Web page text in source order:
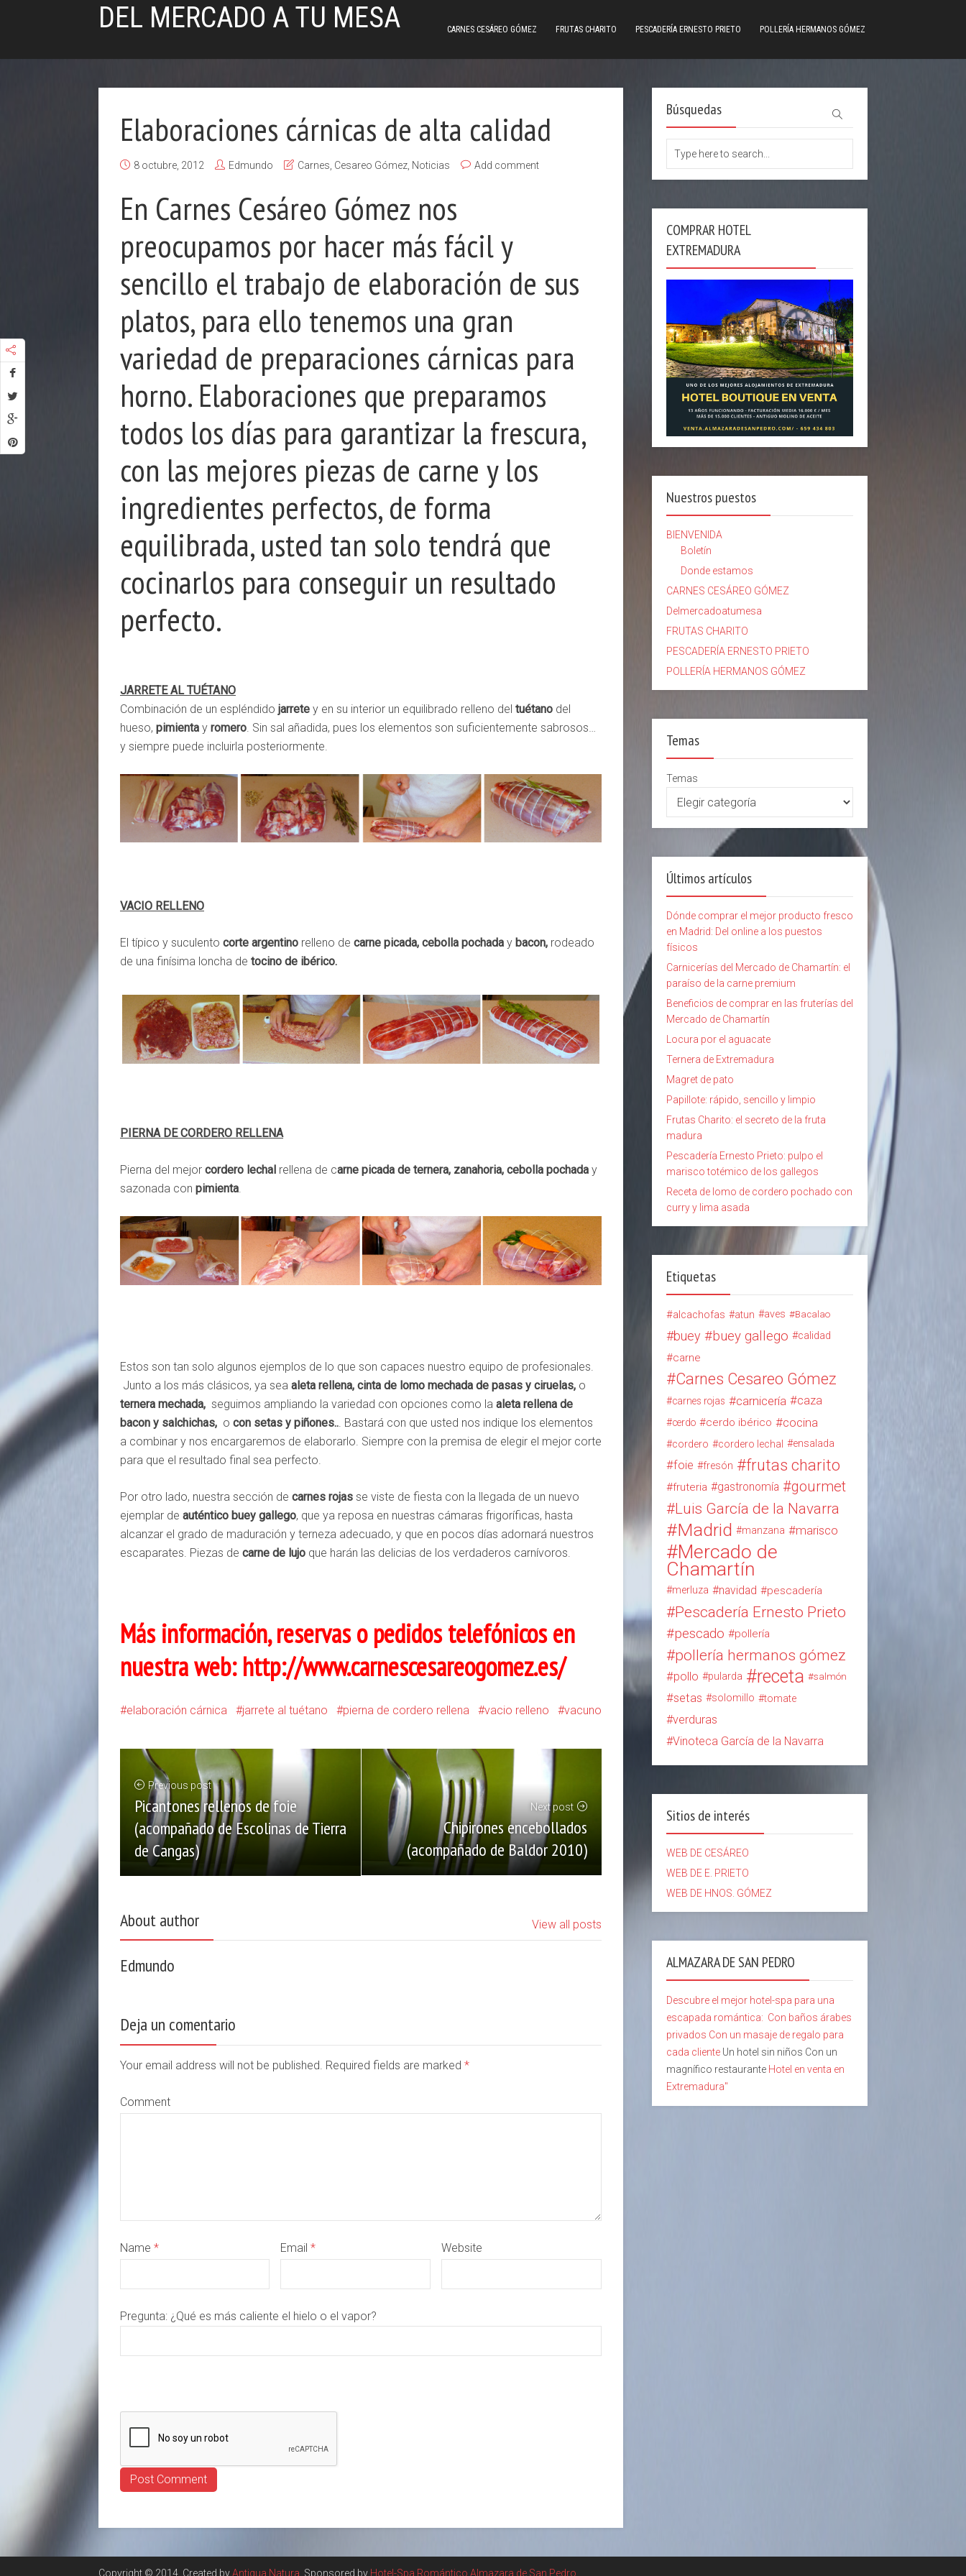
DEL MERCADO A TU MESA CARNES CESÁREO GÓMEZ FRUTAS CHARITO PESCADERÍA ERNESTO PRIETO POLLERÍA HERMANOS GÓMEZ
Elaboraciones cárnicas de alta calidad
8 octubre, 2012 Edmundo Carnes Cesareo Gómez Noticias Add comment
En Carnes Cesáreo Gómez nos
preocupamos por hacer más fácil y
sencillo el trabajo de elaboración de sus
platos, para ello tenemos una gran
variedad de preparaciones cárnicas para
horno. Elaboraciones que preparamos
todos los días para garantizar la frescura,
con las mejores piezas de carne y los
ingredientes perfectos, de forma
equilibrada, usted tan solo tendrá que
cocinarlos para conseguir un resultado
perfecto.
JARRETE AL TUÉTANO
Combinación de un espléndido jarrete y en su interior un equilibrado relleno del tuétano del
hueso, pimienta y romero. Sin sal añadida, pues los elementos son suficientemente sabrosos…
y siempre puede incluirla posteriormente.
VACIO RELLENO
El típico y suculento corte argentino relleno de carne picada, cebolla pochada y bacon, rodeado
de una finísima loncha de tocino de ibérico.
PIERNA DE CORDERO RELLENA
Pierna del mejor cordero lechal rellena de carne picada de ternera, zanahoria, cebolla pochada y
sazonada con pimienta
Estos son tan solo algunos ejemplos de lo que son capaces nuestro equipo de profesionales.
Junto a los más clásicos, ya sea aleta rellena, cinta de lomo mechada de pasas y ciruelas, o
ternera mechada, seguimos ampliando la variedad con opciones como la aleta rellena de
bacon y salchichas, o con setas y piñones.. . Bastará con que usted nos indique los elementos
a combinar y nos encargaremos de elaborarlo. Siempre con la premisa de elegir el mejor corte
para que el resultado final sea perfecto.
Por otro lado, nuestra sección de carnes rojas se viste de fiesta con la llegada de un nuevo
ejemplar de auténtico buey gallego, que ya reposa en nuestras cámaras frigoríficas, hasta
alcanzar el grado de maduración y terneza adecuado, y que en pocos días adornará nuestros
escaparates. Piezas de carne de lujo que harán las delicias de los verdaderos carnívoros.
Más información, reservas o pedidos telefónicos en
nuestra web:http://www.carnescesareogomez.es/
elaboración cárnica jarrete al tuétano pierna de cordero rellena vacio relleno vacuno
Previous post
Picantones rellenos de foie
(acompañado de Escolinas de Tierra
de Cangas)
Next post
Chipirones encebollados
(acompañado de Baldor 2010)
About author View all posts
Edmundo
Deja un comentario
Your email address will not be published. Required fields are marked *
Comment
Name * Email * Website
Pregunta: ¿Qué es más caliente el hielo o el vapor?
Búsquedas
COMPRAR HOTEL
EXTREMADURA
Nuestros puestos
BIENVENIDA
Boletín
Donde estamos
CARNES CESÁREO GÓMEZ
Delmercadoatumesa
FRUTAS CHARITO
PESCADERÍA ERNESTO PRIETO
POLLERÍA HERMANOS GÓMEZ
Temas
Temas
Últimos artículos
Dónde comprar el mejor producto fresco
en Madrid: Del online a los puestos
físicos
Carnicerías del Mercado de Chamartín: el
paraíso de la carne premium
Beneficios de comprar en las fruterías del
Mercado de Chamartín
Locura por el aguacate
Ternera de Extremadura
Magret de pato
Papillote: rápido, sencillo y limpio
Frutas Charito: el secreto de la fruta
madura
Pescadería Ernesto Prieto: pulpo el
marisco totémico de los gallegos
Receta de lomo de cordero pochado con
curry y lima asada
Etiquetas
alcachofas atun aves Bacalao
buey buey gallego calidad
carne
Carnes Cesareo Gómez
carnes rojas carnicería caza
cerdo cerdo ibérico cocina
cordero cordero lechal ensalada
foie fresón frutas charito
fruteria gastronomía gourmet
Luis García de la Navarra
Madrid manzana marisco
Mercado de
Chamartín
merluza navidad pescadería
Pescadería Ernesto Prieto
pescado pollería
pollería hermanos gómez
pollo pularda receta salmón
setas solomillo tomate
verduras
Vinoteca García de la Navarra
Sitios de interés
WEB DE CESÁREO
WEB DE E. PRIETO
WEB DE HNOS. GÓMEZ
ALMAZARA DE SAN PEDRO
Descubre el mejor hotel-spa para una
escapada romántica: Con baños árabes
privados Con un masaje de regalo para
cada cliente Un hotel sin niños Con un
magnífico restaurante Hotel en venta en
Extremadura"
Copyright © 2014. Created byAntiqua Natura . Sponsored by Hotel-Spa Romántico Almazara de San Pedro